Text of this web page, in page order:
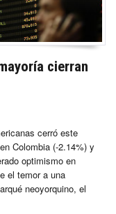
cierran
cerró este
Colombia (-2.14%) y
optimismo en
el temor a una
neoyorquino, el